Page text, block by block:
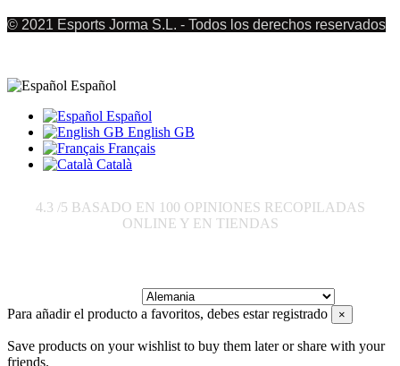
© 2021 Esports Jorma S.L. - Todos los derechos reservados
Español
Español
English GB
Français
Català
4.3 /5 BASADO EN 100 OPINIONES RECOPILADAS
ONLINE Y EN TIENDAS
Para añadir el producto a favoritos, debes estar registrado ×
Save products on your wishlist to buy them later or share with your
friends.